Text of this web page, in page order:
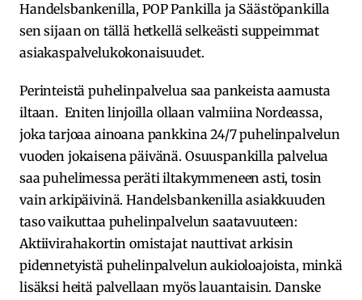
Handelsbankenilla, POP Pankilla ja Säästöpankilla
sen sijaan on tällä hetkellä selkeästi suppeimmat
asiakaspalvelukokonaisuudet.
Perinteistä puhelinpalvelua saa pankeista aamusta
iltaan. Eniten linjoilla ollaan valmiina Nordeassa,
joka tarjoaa ainoana pankkina 24/7 puhelinpalvelun
vuoden jokaisena päivänä. Osuuspankilla palvelua
saa puhelimessa peräti iltakymmeneen asti, tosin
vain arkipäivinä. Handelsbankenilla asiakkuuden
taso vaikuttaa puhelinpalvelun saatavuuteen:
Aktiivirahakortin omistajat nauttivat arkisin
pidennetyistä puhelinpalvelun aukioloajoista, minkä
lisäksi heitä palvellaan myös lauantaisin. Danske